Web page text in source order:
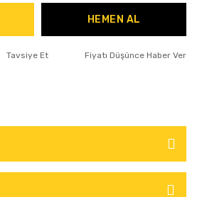
HEMEN AL
Tavsiye Et Fiyatı Düşünce Haber Ver